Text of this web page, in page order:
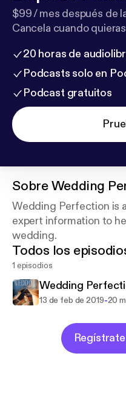
$99 / mes después de
Cancela cuando
20 horas de
Podcasts solo en
Podcast gratuitos
SobreWedding
Wedding Perfection is
expert information to
wedding.
Todos los
1 episodios
Wedding
13 de feb de 2019-20